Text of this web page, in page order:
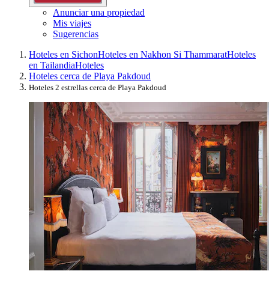
Anunciar una propiedad
Mis viajes
Sugerencias
Hoteles en SichonHoteles en Nakhon Si ThammaratHoteles
en TailandiaHoteles
Hoteles cerca de Playa Pakdoud
Hoteles 2 estrellas cerca de Playa Pakdoud